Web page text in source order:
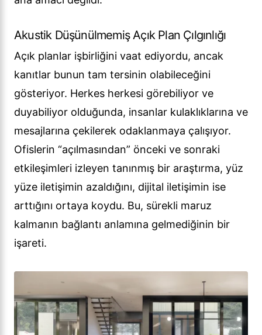
Akustik Düşünülmemiş Açık Plan Çılgınlığı
Açık planlar işbirliğini vaat ediyordu, ancak
kanıtlar bunun tam tersinin olabileceğini
gösteriyor. Herkes herkesi görebiliyor ve
duyabiliyor olduğunda, insanlar kulaklıklarına ve
mesajlarına çekilerek odaklanmaya çalışıyor.
Ofislerin “açılmasından” önceki ve sonraki
etkileşimleri izleyen tanınmış bir araştırma, yüz
yüze iletişimin azaldığını, dijital iletişimin ise
arttığını ortaya koydu. Bu, sürekli maruz
kalmanın bağlantı anlamına gelmediğinin bir
işareti.